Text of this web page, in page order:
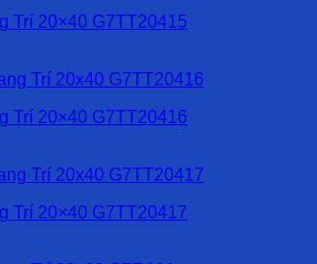
Trí 20×40 G7TT20415
Trí 20×40 G7TT20416
Trí 20×40 G7TT20417